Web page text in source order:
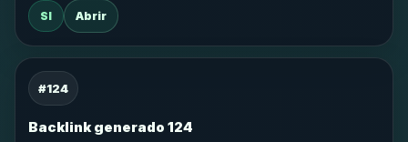
SI Abrir
#124
Backlink generado 124